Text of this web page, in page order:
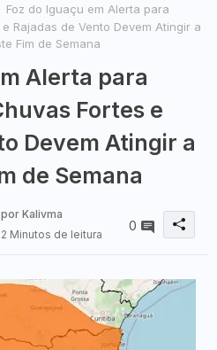
Foz do Iguaçu em Alerta para
Rajadas de Vento Devem Atingir a
Fim de Semana
Alerta para
Fortes e
Devem Atingir a
de Semana
Kalivma
2 Minutos de leitura
0